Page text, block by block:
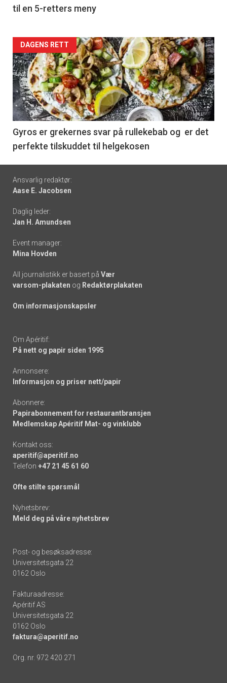
til en 5-retters meny
Forsiden
akkurat
nå
-
6
DAGENS RETT
Gyros er grekernes svar på rullekebab og er det
perfekte tilskuddet til helgekosen
Footer
-
links
Ansvarlig redaktør:
Aase E. Jacobsen
Daglig leder:
Jan H. Amundsen
Event manager:
Mina Hovden
All journalistikk er basert på Vær
varsom-plakaten og Redaktørplakaten
Om informasjonskapsler
Om Apéritif:
På nett og papir siden 1995
Annonsere:
Informasjon og priser nett/papir
Abonnere:
Papirabonnement for restaurantbransjen
Medlemskap Apéritif Mat- og vinklubb
Kontakt oss:
aperitif@aperitif.no
Telefon +47 21 45 61 60
Ofte stilte spørsmål
Nyhetsbrev:
Meld deg på våre nyhetsbrev
Post- og besøksadresse:
Universitetsgata 22
0162 Oslo
Fakturaadresse:
Apéritif AS
Universitetsgata 22
0162 Oslo
faktura@aperitif.no
Org. nr. 972 420 271